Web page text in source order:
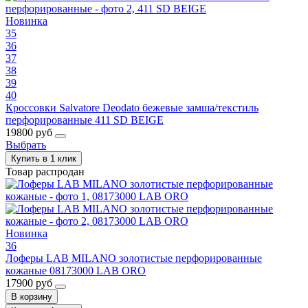
Новинка
35
36
37
38
39
40
Кроссовки Salvatore Deodato бежевые замша/текстиль
перфорированные 411 SD BEIGE
19800 руб
Выбрать
Купить в 1 клик
Товар распродан
Новинка
36
Лоферы LAB MILANO золотистые перфорированные
кожаные 08173000 LAB ORO
17900 руб
В корзину